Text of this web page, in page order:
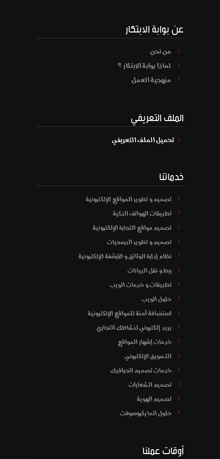
عن بوابة الابتكار
من نحن
لماذا بوابة الابتكار ؟
منهجية العمل
الملف التعريفي
تحميل الملف التعريفي
خدماتنا
تصميم و تطوير المواقع الإلكترونية
تطبيقات الهواتف الذكية
تصميم مواقع التجارة الإلكترونية
تصميم و تطوير البرمجيات
نظام إدارة الوثائق و الأرشفة الإلكترونية
ربط و نقل البيانات
تطبيقات و خدمات الويب
حلول الويب
استضافة آمنة للمواقع الإلكترونية
بريد إلكتروني لنشاطك التجاري
خدمات إشهار المواقع
التسويق الإلكتروني
خدمات تصميم الجرافيك
تصميم الشعارات
تصميم الهوية
حلول المايكروسوفت
أوقات عملنا